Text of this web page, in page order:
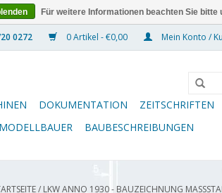
0 Artikel - €0,00 Mein Konto /
DOKUMENTATION
ZEITSCHRIFTEN
BAUBESCHREIBUNGEN
/ LKW ANNO 1930 - BAUZEICHNUNG
Für weitere Informationen beachten Sie